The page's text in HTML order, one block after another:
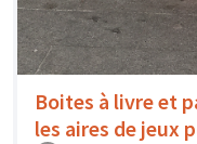
Boites à livre et
les aires de jeux